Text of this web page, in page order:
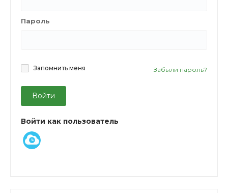
Пароль
Запомнить меня Забыли пароль?
Войти
Войти как пользователь